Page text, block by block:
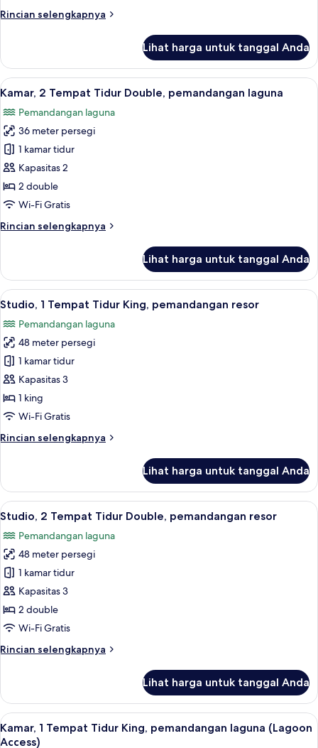
pemandangan
Rincian selengkapnya
Rincian
Kamar,
Tempat
Double,
pemandangan
kebun
Lihat harga untuk tanggal Anda
Lihat
semua
foto
untuk
Kamar,
2
Tempat
Tidur
pemandangan
Kamar, 2 Tempat Tidur Double,
5
Kamar, 2 Tempat Tidur Double, pemandangan laguna
Pemandangan laguna
36 meter persegi
1 kamar tidur
Kapasitas 2
2 double
Wi-Fi Gratis
Rincian selengkapnya
Rincian
Kamar,
Tempat
Double,
pemandangan
laguna
Lihat harga untuk tanggal Anda
Lihat
semua
foto
untuk
Studio,
1
Tempat
Tidur
pemandangan
Studio, 1 Tempat Tidur King,
5
Studio, 1 Tempat Tidur King, pemandangan resor
Pemandangan laguna
48 meter persegi
1 kamar tidur
Kapasitas 3
1 king
Wi-Fi Gratis
Rincian selengkapnya
Rincian
Studio,
Tempat
King,
pemandangan
resor
Lihat harga untuk tanggal Anda
Lihat
semua
foto
untuk
Studio,
2
Tempat
Tidur
pemandangan
Smart TV 65-inci dengan saluran TV
5
Studio, 2 Tempat Tidur Double, pemandangan resor
Pemandangan laguna
48 meter persegi
1 kamar tidur
Kapasitas 3
2 double
Wi-Fi Gratis
Rincian selengkapnya
Rincian
Studio,
Tempat
Tidur
Lihat harga untuk tanggal Anda
Lihat
semua
Kamar, 1 Tempat Tidur King,
5
Kamar, 1 Tempat Tidur King, pemandangan laguna (Lagoon
Access)